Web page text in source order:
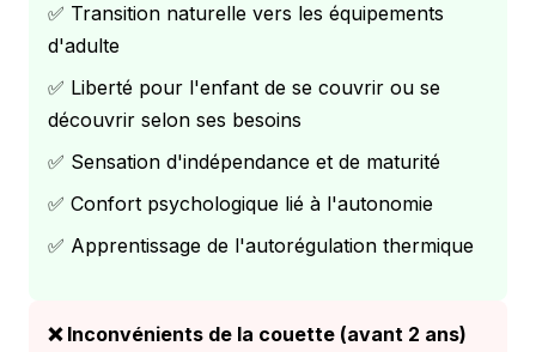
✅ Transition naturelle vers les équipements
d'adulte
✅ Liberté pour l'enfant de se couvrir ou se
découvrir selon ses besoins
✅ Sensation d'indépendance et de maturité
✅ Confort psychologique lié à l'autonomie
✅ Apprentissage de l'autorégulation thermique
❌ Inconvénients de la couette (avant 2 ans)